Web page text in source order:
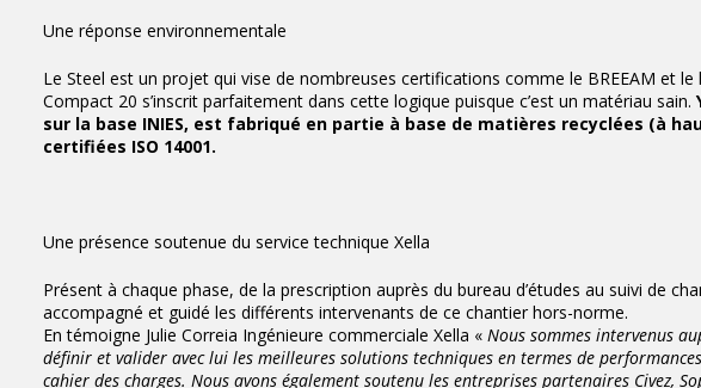
Une réponse environnementale
Le Steel est un projet qui vise de nombreuses certifications comme le BREEAM et
Compact 20 s’inscrit parfaitement dans cette logique puisque c’est un matériau sain.
sur la base INIES, est fabriqué en partie à base de matières recyclées (à
certifiées ISO 14001.
Une présence soutenue du service technique Xella
Présent à chaque phase, de la prescription auprès du bureau d’études au suivi de
accompagné et guidé les différents intervenants de ce chantier hors-norme.
En témoigne Julie Correia Ingénieure commerciale Xella « Nous sommes intervenus
définir et valider avec lui les meilleures solutions techniques en termes de
cahier des charges. Nous avons également soutenu les entreprises partenaires Civez,